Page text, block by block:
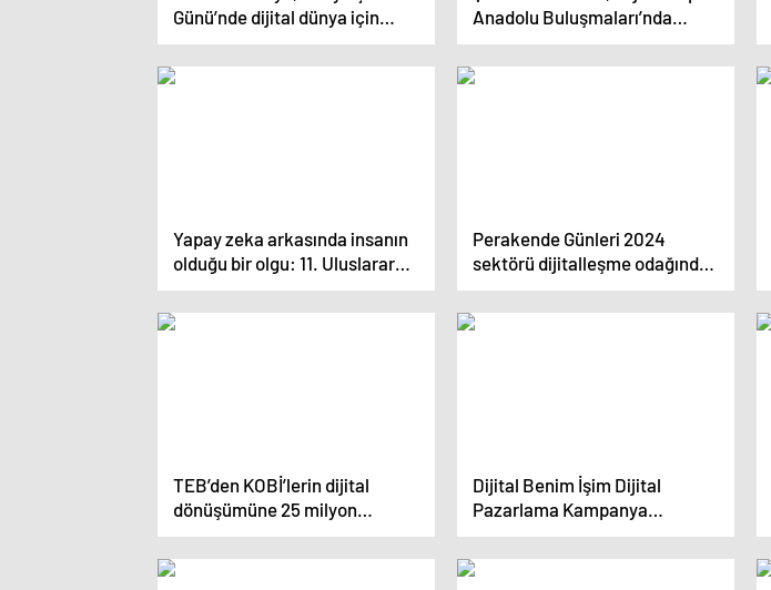
Günü’nde dijital dünya için
farkındalık yaratıyor
Anadolu Buluşmaları’nda
Adana reel sektör temsilcileri
ile bir araya geldi.
Yapay zeka arkasında insanın
olduğu bir olgu: 11. Uluslararası
İletişim Günleri yuvarlak masa
toplantısı ile sona erdi
Perakende Günleri 2024
sektörü dijitalleşme odağında
buluşturuyor
TEB’den KOBİ’lerin dijital
dönüşümüne 25 milyon
Euro’luk finansman desteği
Dijital Benim İşim Dijital
Pazarlama Kampanya
Yarışması’nda Kazananlar Belli
Oldu